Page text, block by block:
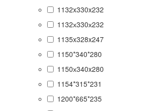
1132x330x232
1132х330х232
1135x328x247
1150*340*280
1150х340x280
1154*315*231
1200*665*235